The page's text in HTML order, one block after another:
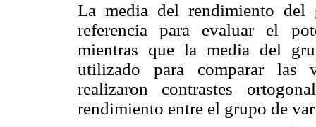
La media del rendimiento
referencia para evaluar el
mientras que la media del
utilizado para comparar las
realizaron contrastes
rendimiento entre el grupo de